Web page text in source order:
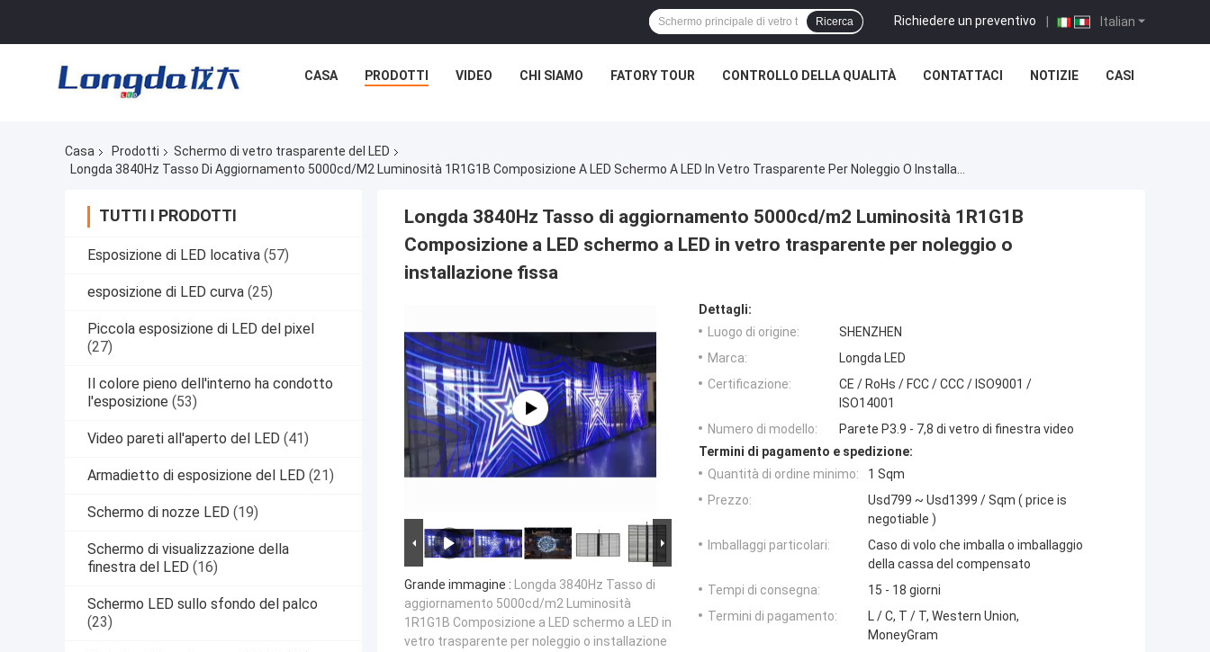
Italian
Richiedere un preventivo |
Ricerca
CASA PRODOTTI VIDEO CHI SIAMO FATORY TOUR CONTROLLO DELLA QUALITÀ CONTATTACI NOTIZIE CASI
Casa Prodotti
Schermo di vetro trasparente del LED
TUTTI I PRODOTTI
Esposizione di LED locativa (57)
esposizione di LED curva (25)
Piccola esposizione di LED del pixel
(27)
Il colore pieno dell'interno ha condotto
l'esposizione (53)
Video pareti all'aperto del LED (41)
Armadietto di esposizione del LED (21)
Schermo di nozze LED (19)
Schermo di visualizzazione della
finestra del LED (16)
Schermo LED sullo sfondo del palco
(23)
Longda 3840Hz Tasso di aggiornamento 5000cd/m2 Luminosità 1R1G1B
Composizione a LED schermo a LED in vetro trasparente per noleggio o
installazione fissa
Grande immagine : Longda 3840Hz Tasso di
aggiornamento 5000cd/m2 Luminosità
1R1G1B Composizione a LED schermo a LED in
vetro trasparente per noleggio o installazione
Dettagli:
Luogo di origine:
SHENZHEN
Marca:
Longda LED
Certificazione:
CE / RoHs / FCC / CCC / ISO9001 /
ISO14001
Numero di modello:
Parete P3.9 - 7,8 di vetro di finestra video
Termini di pagamento e spedizione:
Quantità di ordine minimo:
1 Sqm
Prezzo:
Usd799 ~ Usd1399 / Sqm ( price is
negotiable )
Imballaggi particolari:
Caso di volo che imballa o imballaggio
della cassa del compensato
Tempi di consegna:
15 - 18 giorni
Termini di pagamento:
L / C, T / T, Western Union,
MoneyGram